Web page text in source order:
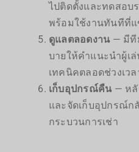
ไปติดตั้งและทดสอบ
พร้อมใช้งานทันทีที่แ
ดูแลตลอดงาน — มีที
บายให้คำแนะนำผู้เ
เทคนิคตลอดช่วงเวล
เก็บอุปกรณ์คืน — หลั
และจัดเก็บอุปกรณ์ก
กระบวนการเช่า